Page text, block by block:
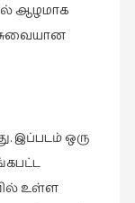
ஆழமாக
இப்படம் ஒரு
உள்ள